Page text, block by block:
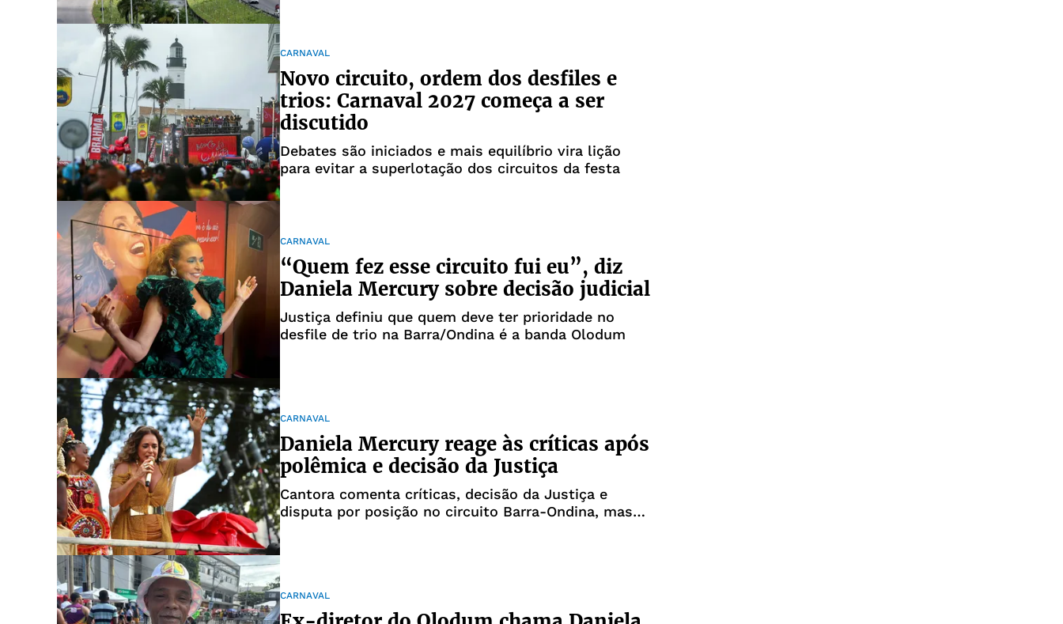
CARNAVAL
Novo circuito, ordem dos desfiles e
trios: Carnaval 2027 começa a ser
discutido
Debates são iniciados e mais equilíbrio vira lição
para evitar a superlotação dos circuitos da festa
CARNAVAL
“Quem fez esse circuito fui eu”, diz
Daniela Mercury sobre decisão judicial
Justiça definiu que quem deve ter prioridade no
desfile de trio na Barra/Ondina é a banda Olodum
CARNAVAL
Daniela Mercury reage às críticas após
polêmica e decisão da Justiça
Cantora comenta críticas, decisão da Justiça e
disputa por posição no circuito Barra-Ondina, mas
CARNAVAL